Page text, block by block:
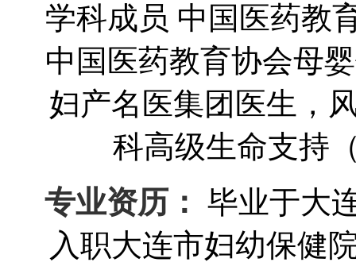
学科成员 中国医药教
中国医药教育协会母
妇产名医集团医生，
科高级生命支持
专业资历： 毕业于大
入职大连市妇幼保健